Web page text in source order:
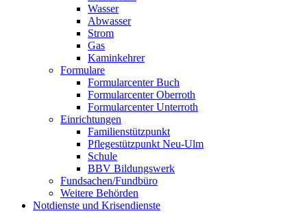
Wasser
Abwasser
Strom
Gas
Kaminkehrer
Formulare
Formularcenter Buch
Formularcenter Oberroth
Formularcenter Unterroth
Einrichtungen
Familienstützpunkt
Pflegestützpunkt Neu-Ulm
Schule
BBV Bildungswerk
Fundsachen/Fundbüro
Weitere Behörden
Notdienste und Krisendienste